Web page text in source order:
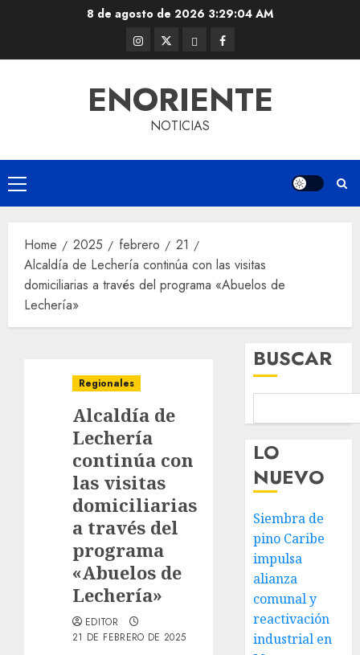
8 de agosto de 2026 3:29:05 AM
Instagram
@EnOriente
Twitter
(X)
ThreadsFacebook
ENORIENTE
NOTICIAS
Primary
Menu
Home 2025 febrero
21
Alcaldía de Lechería continúa con las visitas
domiciliarias a través del programa «Abuelos de
Lechería»
Regionales
Alcaldía de
Lechería
continúa con
las visitas
domiciliarias
a través del
programa
«Abuelos de
Lechería»
EDITOR
21 DE FEBRERO DE 2025
BUSCAR
LO
NUEVO
Siembra de
pino Caribe
impulsa
alianza
comunal y
reactivación
industrial en